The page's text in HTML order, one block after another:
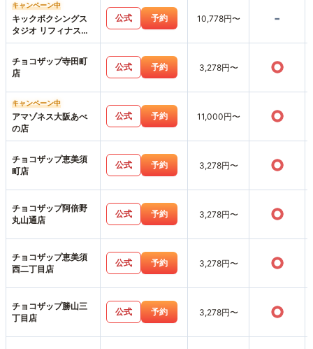
キャンペーン中
キックボクシングス
タジオ リフィナス天
王寺店
公式 予約 10,778円〜 -
チョコザップ寺田町
店
公式 予約 3,278円〜 ○
キャンペーン中
アマゾネス大阪あべ
の店
公式 予約 11,000円〜 ○
チョコザップ恵美須
町店
公式 予約 3,278円〜 ○
チョコザップ阿倍野
丸山通店
公式 予約 3,278円〜 ○
チョコザップ恵美須
西二丁目店
公式 予約 3,278円〜 ○
チョコザップ勝山三
丁目店
公式 予約 3,278円〜 ○